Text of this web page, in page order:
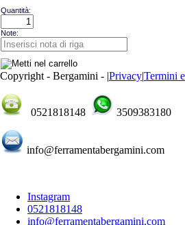
Quantità:
Note:
Copyright - Bergamini - |Privacy|Termini
0521818148 3509383180
info@ferramentabergamini.com
Instagram
0521818148
info@ferramentabergamini.com